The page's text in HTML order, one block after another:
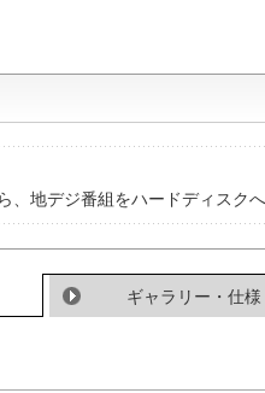
、地デジ番組をハードディスク
ギャラリー・仕様